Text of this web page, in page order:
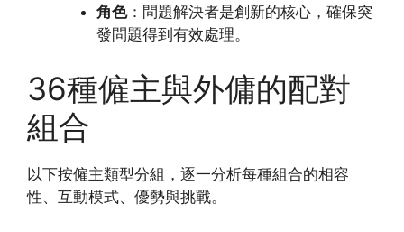
角色：問題解決者是創新的核心，確保突
發問題得到有效處理。
36種僱主與外傭的配對
組合
以下按僱主類型分組，逐一分析每種組合的相容
性、互動模式、優勢與挑戰。